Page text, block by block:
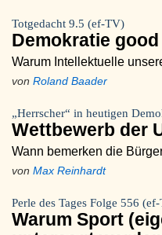
Totgedacht 9.5 (ef-TV)
Demokratie
Warum Intellektuelle
von Roland Baader
„Herrscher“ in heutigen
Wettbewerb der
Wann bemerken die
von Max Reinhardt
Perle des Tages Folge 556
Warum Sport